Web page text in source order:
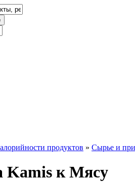
продуктов » Сырье и
Kamis к Мясу